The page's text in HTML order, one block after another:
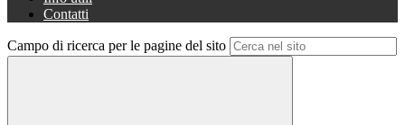
Contatti
Campo di ricerca per le pagine del sito